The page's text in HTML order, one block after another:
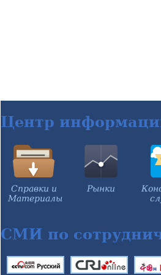
Центр
Справки и
Материалы
Рынки
СМИ по